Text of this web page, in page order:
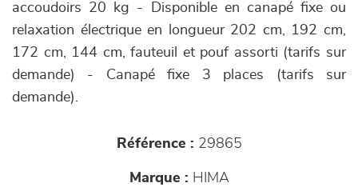
accoudoirs 20 kg - Disponible en canapé fixe ou
relaxation électrique en longueur 202 cm, 192 cm,
172 cm, 144 cm, fauteuil et pouf assorti (tarifs sur
demande) - Canapé fixe 3 places (tarifs sur
demande).
Référence : 29865
Marque : HIMA